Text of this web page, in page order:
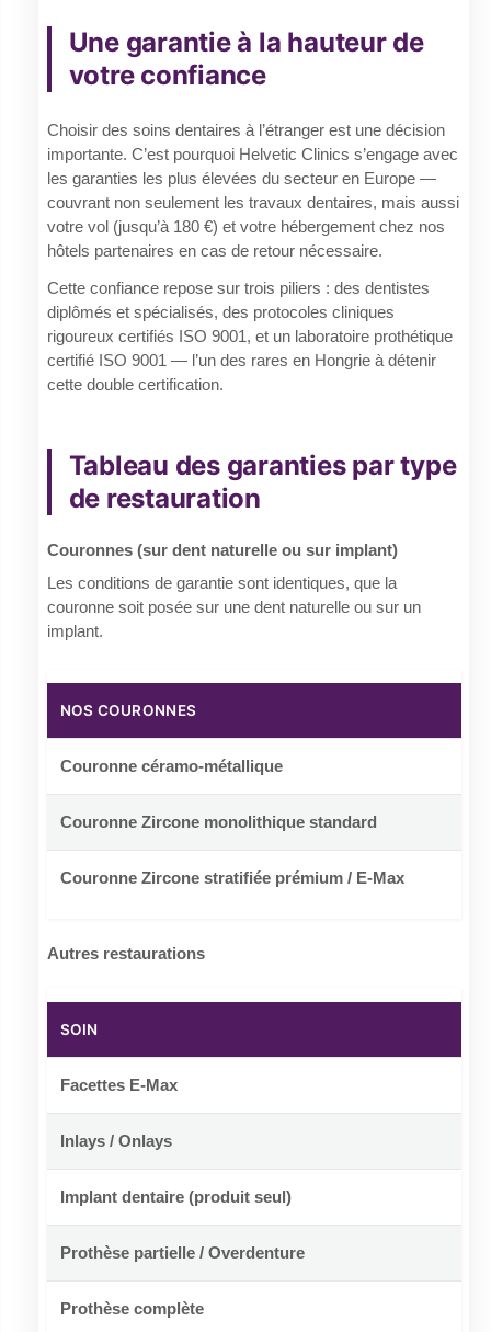
Une garantie à la hauteur de
votre confiance
Choisir des soins dentaires à l’étranger est une décision
importante. C’est pourquoi Helvetic Clinics s’engage avec
les garanties les plus élevées du secteur en Europe —
couvrant non seulement les travaux dentaires, mais aussi
votre vol (jusqu’à 180 €) et votre hébergement chez nos
hôtels partenaires en cas de retour nécessaire.
Cette confiance repose sur trois piliers : des dentistes
diplômés et spécialisés, des protocoles cliniques
rigoureux certifiés ISO 9001, et un laboratoire prothétique
certifié ISO 9001 — l’un des rares en Hongrie à détenir
cette double certification.
Tableau des garanties par type
de restauration
Couronnes (sur dent naturelle ou sur implant)
Les conditions de garantie sont identiques, que la
couronne soit posée sur une dent naturelle ou sur un
implant.
NOS COURONNES
Couronne céramo-métallique
Couronne Zircone monolithique standard
Couronne Zircone stratifiée prémium / E-Max
Autres restaurations
SOIN
Facettes E-Max
Inlays / Onlays
Implant dentaire (produit seul)
Prothèse partielle / Overdenture
Prothèse complète